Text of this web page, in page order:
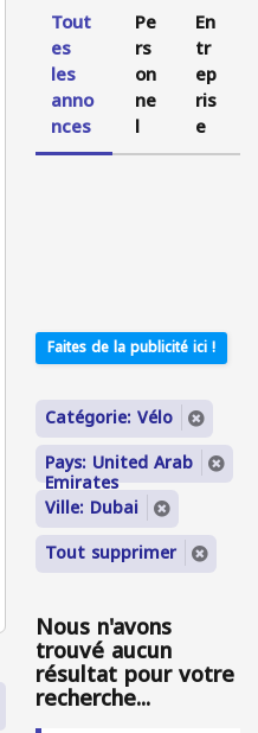
Tout
es
les
anno
nces
Pe
rs
on
ne
l
En
tr
ep
ris
e
Faites de la publicité ici !
Catégorie: Vélo
Pays: United Arab
Emirates
Ville: Dubai
Tout supprimer
Nous n'avons
trouvé aucun
résultat pour votre
recherche...